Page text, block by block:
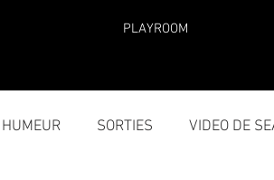
PLAYROOM
HUMEUR SORTIES VIDEO DE